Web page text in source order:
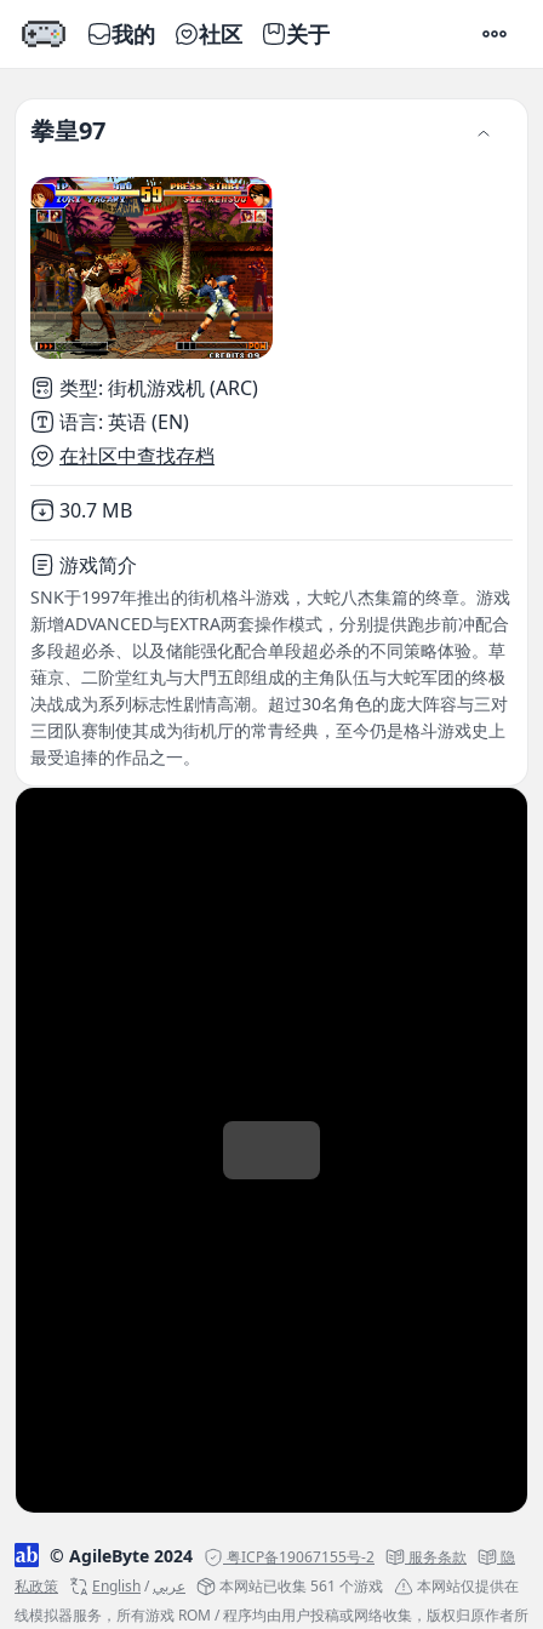
我的 社区 关于 设置
拳皇97
类型: 街机游戏机 (ARC)
语言: 英语 (EN)
在社区中查找存档
Not downloaded
30.7 MB
游戏简介
SNK于1997年推出的街机格斗游戏，大蛇八杰集篇的终章。游戏
新增ADVANCED与EXTRA两套操作模式，分别提供跑步前冲配合
多段超必杀、以及储能强化配合单段超必杀的不同策略体验。草
薙京、二阶堂红丸与大門五郎组成的主角队伍与大蛇军团的终极
决战成为系列标志性剧情高潮。超过30名角色的庞大阵容与三对
三团队赛制使其成为街机厅的常青经典，至今仍是格斗游戏史上
最受追捧的作品之一。
© AgileByte 2024 粤ICP备19067155号-2 服务条款
隐
私政策
English/عربي 本网站已收集 561 个游戏
本网站仅提供在
线模拟器服务，所有游戏 ROM / 程序均由用户投稿或网络收集，版权归原作者所